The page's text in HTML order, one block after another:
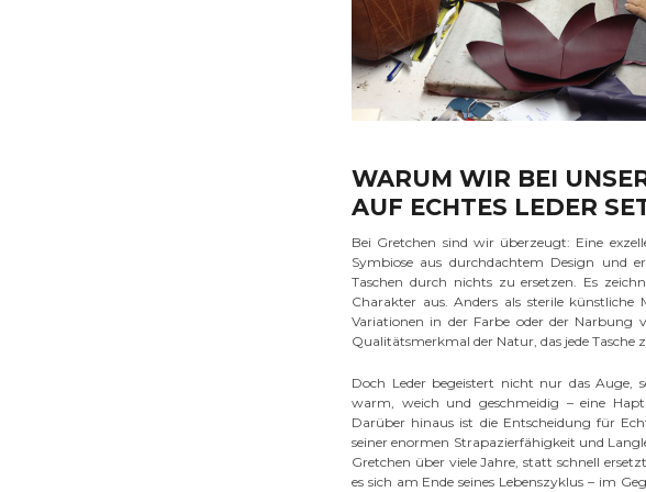
WARUM WIR BEI
AUF ECHTES LEDER
Bei Gretchen sind wir überzeugt: Eine
Symbiose aus durchdachtem Design und
Taschen durch nichts zu ersetzen. Es
Charakter aus. Anders als sterile künstliche
Variationen in der Farbe oder der Narbung
Qualitätsmerkmal der Natur, das jede
Doch Leder begeistert nicht nur das Auge,
warm, weich und geschmeidig – eine
Darüber hinaus ist die Entscheidung für
seiner enormen Strapazierfähigkeit und
Gretchen über viele Jahre, statt schnell
es sich am Ende seines Lebenszyklus – im